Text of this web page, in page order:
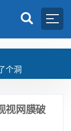
个洞
视网膜破